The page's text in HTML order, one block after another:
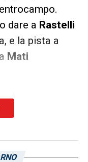
dare a Rastelli
e la pista a
Mati